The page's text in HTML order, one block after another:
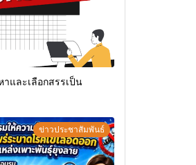
และเลือกสรรเป็น
ข่าวประชาสัมพันธ์